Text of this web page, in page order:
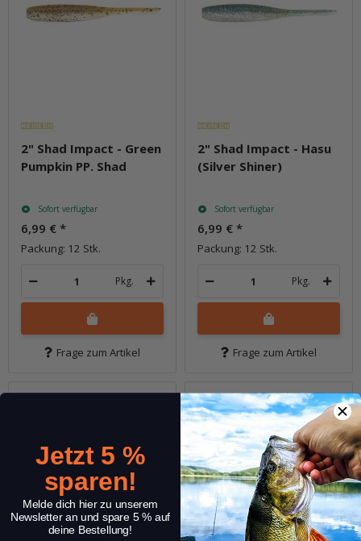
2" Shad Impact - Green
Pumpkin PP. Shad
Sofort verfügbar
6,99 € *
Packung: 12 Stk.
Pkg.
Frage zum Artikel
2" Shad Impact - Hasu
(Silver Shiner)
Sofort verfügbar
6,99 € *
Packung: 12 Stk.
Pkg.
Frage zum Artikel
Jetzt 5 %
sparen!
Melde dich hier zu unserem
Newsletter an und spare 5 % auf
deine Bestellung!